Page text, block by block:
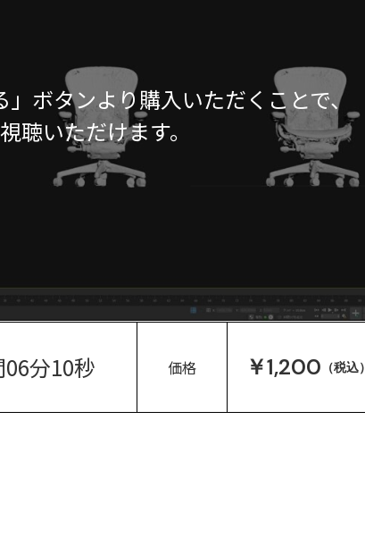
ボタンより購入いただくことで、
聴いただけます。
06分10秒 価格 ￥1,200 （税込）